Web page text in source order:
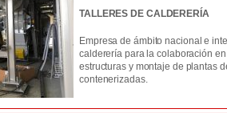
TALLERES DE CALDERERÍA
Empresa de ámbito nacional e
calderería para la colaboración
estructuras y montaje de plantas
contenerizadas.